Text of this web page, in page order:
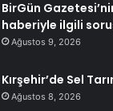
BirGün
haberiyle ilgili
Ağustos 9, 2026
Kırşehir’de Sel
Ağustos 8, 2026